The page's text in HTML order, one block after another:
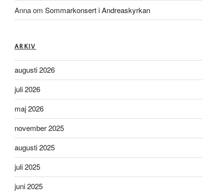
Annaom Sommarkonsert i Andreaskyrkan
ARKIV
augusti 2026
juli 2026
maj 2026
november 2025
augusti 2025
juli 2025
juni 2025